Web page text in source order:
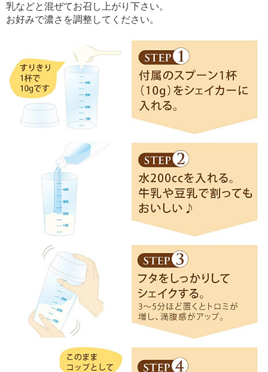
乳などと混ぜてお召し上がり下さい。
お好みで濃さを調整してください。